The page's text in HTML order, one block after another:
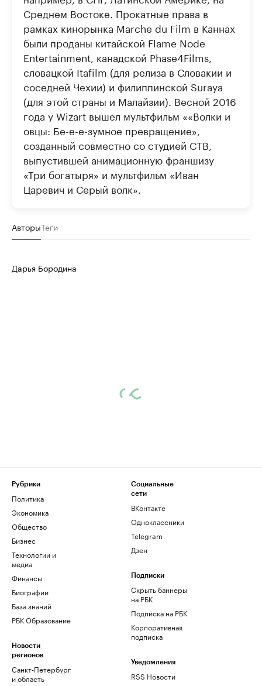
Среднем Востоке. Прокатные права в
рамках кинорынка Marche du Film в Каннах
были проданы китайской Flame Node
Entertainment, канадской Phase4Films,
словацкой Itafilm (для релиза в Словакии и
соседней Чехии) и филиппинской Suraya
(для этой страны и Малайзии). Весной 2016
года у Wizart вышел мультфильм ««Волки и
овцы: Бе-е-е-зумное превращение»,
созданный совместно со студией СТВ,
выпустившей анимационную франшизу
«Три богатыря» и мультфильм «Иван
Царевич и Серый волк».
АвторыТеги
Дарья Бородина
Рубрики
Политика
Экономика
Общество
Бизнес
Технологии и
медиа
Финансы
Биографии
База знаний
РБК Образование
Новости
регионов
Санкт-Петербург
и область
Социальные
сети
ВКонтакте
Одноклассники
Telegram
Дзен
Подписки
Скрыть баннеры
на РБК
Подписка на РБК
Корпоративная
подписка
Уведомления
RSS Новости